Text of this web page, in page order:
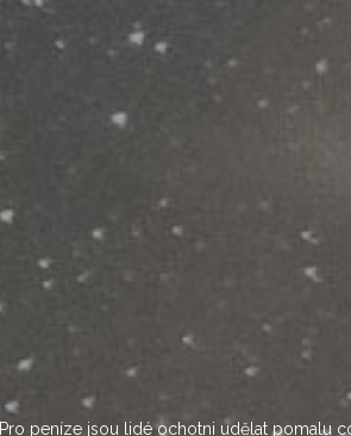
Pro peníze jsou lidé ochotni udělat pomalu